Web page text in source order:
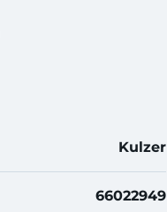
Kulzer
66022949